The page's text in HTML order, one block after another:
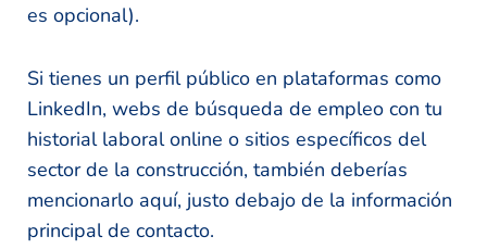
es opcional).
Si tienes un perfil público en plataformas como
LinkedIn, webs de búsqueda de empleo con tu
historial laboral online o sitios específicos del
sector de la construcción, también deberías
mencionarlo aquí, justo debajo de la información
principal de contacto.